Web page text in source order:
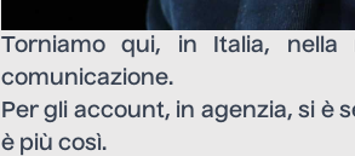
Torniamo qui, in Italia, nella
comunicazione.
Per gli account, in agenzia, si è
è più così.